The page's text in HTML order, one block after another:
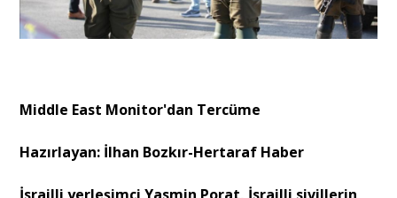
Yorum - Analiz
Portre
Middle East Monitor'dan Tercüme
Hazırlayan: İlhan Bozkır-Hertaraf Haber